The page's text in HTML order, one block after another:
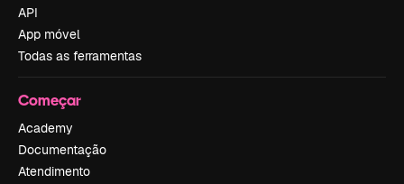
API
App móvel
Todas as ferramentas
Começar
Academy
Documentação
Atendimento